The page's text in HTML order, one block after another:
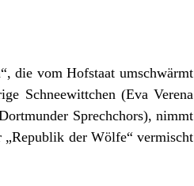
die vom Hofstaat umschwärmt
Schneewittchen (Eva Verena
Sprechchors), nimmt
der Wölfe“ vermischt